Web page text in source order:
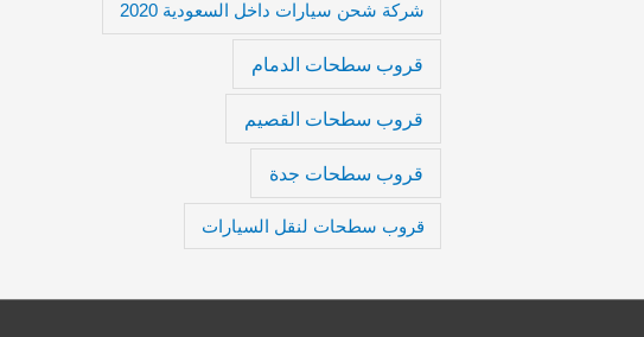
شركة شحن سيارات داخل السعودية 2020
قروب سطحات الدمام
قروب سطحات القصيم
قروب سطحات جدة
قروب سطحات لنقل السيارات